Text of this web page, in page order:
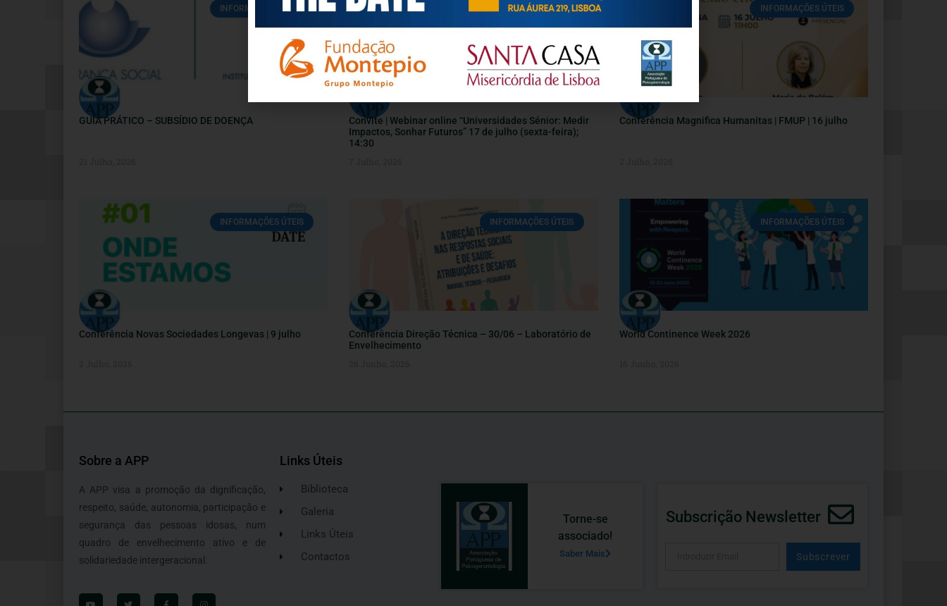
INFORMAÇÕES ÚTEIS
GUIA PRÁTICO – SUBSÍDIO DE DOENÇA
INFORMAÇÕES ÚTEIS
Convite | Webinar online “Universidades Sénior: Medir
Impactos, Sonhar Futuros” 17 de julho (sexta-feira);
14:30
INFORMAÇÕES ÚTEIS
Conferência Magnifica Humanitas | FMUP | 16 julho
INFORMAÇÕES ÚTEIS
Conferência Novas Sociedades Longevas | 9 julho
INFORMAÇÕES ÚTEIS
Conferência Direção Técnica – 30/06 – Laboratório de
Envelhecimento
INFORMAÇÕES ÚTEIS
World Continence Week 2026
Sobre a APP
A APP visa a promoção da dignificação,
respeito, saúde, autonomia, participação e
segurança das pessoas idosas, num
quadro de envelhecimento ativo e de
solidariedade intergeracional.
Links Úteis
Biblioteca
Galeria
Links Úteis
Contactos
Torne-se
associado!
Saber Mais
Subscrição Newsletter
Subscrever